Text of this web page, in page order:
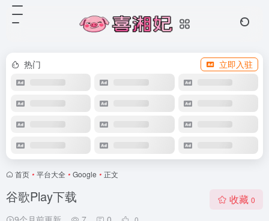
热门 立即入驻
首页 • 平台大全 • Google • 正文
谷歌Play下载 收藏 0